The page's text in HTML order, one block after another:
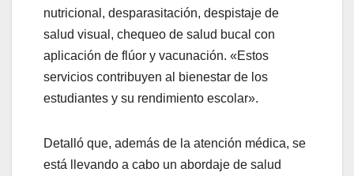
nutricional, desparasitación, despistaje de
salud visual, chequeo de salud bucal con
aplicación de flúor y vacunación. «Estos
servicios contribuyen al bienestar de los
estudiantes y su rendimiento escolar».
Detalló que, además de la atención médica, se
está llevando a cabo un abordaje de salud